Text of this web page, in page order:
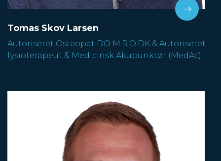
Tomas Skov Larsen
Autoriseret Osteopat DO M.R.O.DK & Autoriseret
fysioterapeut & Medicinsk Akupunktør (MedAc)